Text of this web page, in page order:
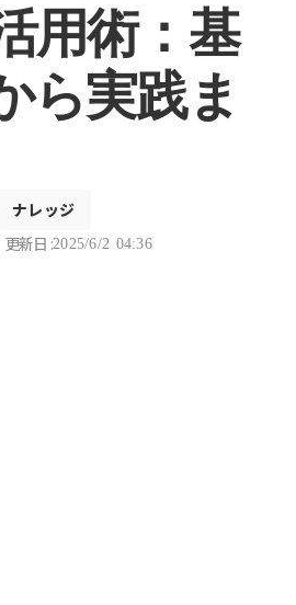
用術：基
ら実践ま
ナレッジ
更新日 :2025/6/2 04:36